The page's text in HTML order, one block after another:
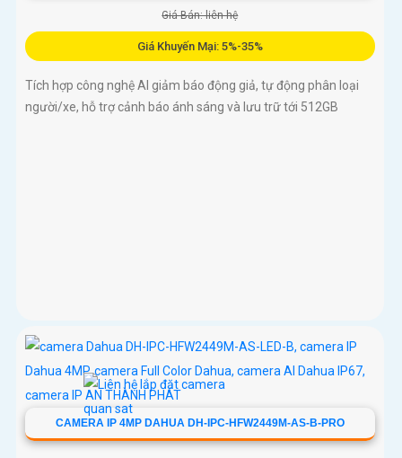
Giá Bán: liên hệ
Giá Khuyến Mại: 5%-35%
Tích hợp công nghệ AI giảm báo động giả, tự động phân loại
người/xe, hỗ trợ cảnh báo ánh sáng và lưu trữ tới 512GB
CAMERA IP 4MP DAHUA DH-IPC-HFW2449M-AS-B-PRO